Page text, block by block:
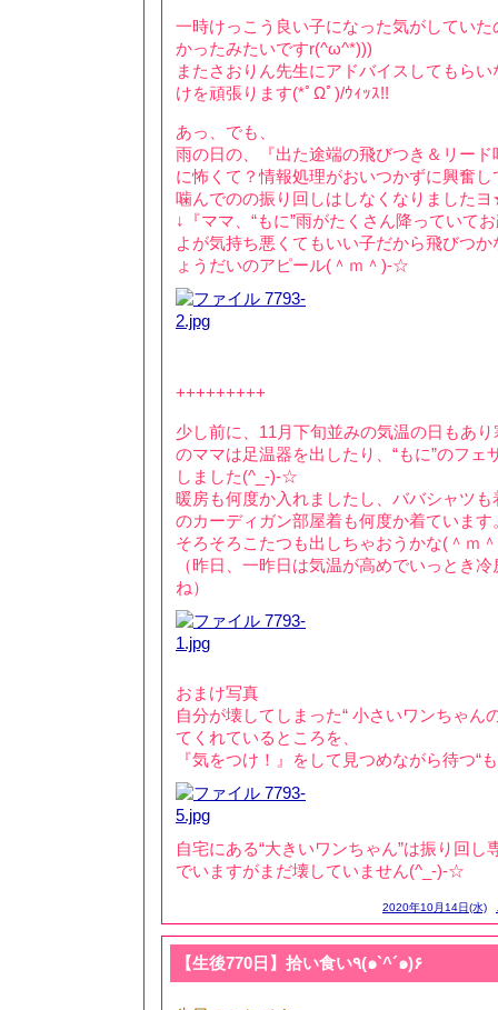
一時けっこう良い子になった気がしてい
かったみたいですr(^ω^*)))
またさおりん先生にアドバイスしてもらい
けを頑張ります(*ﾟΩﾟ)/ｳｨｯｽ!!
あっ、でも、
雨の日の、『出た途端の飛びつき＆リー
に怖くて？情報処理がおいつかずに興奮
噛んでのの振り回しはしなくなりました
↓『ママ、“もに”雨がたくさん降っていて
よが気持ち悪くてもいい子だから飛びつ
ょうだいのアピール(＾ｍ＾)-☆
+++++++++
少し前に、11月下旬並みの気温の日もあ
のママは足温器を出したり、“もに”のフェ
しました(^_-)-☆
暖房も何度か入れましたし、ババシャツ
のカーディガン部屋着も何度か着ています
そろそろこたつも出しちゃおうかな(＾ｍ
（昨日、一昨日は気温が高めでいっとき
ね）
おまけ写真
自分が壊してしまった“ 小さいワンちゃん
てくれているところを、
『気をつけ！』をして見つめながら待つ“
自宅にある“大きいワンちゃん”は振り回し
でいますがまだ壊していません(^_-)-☆
2020年10月14日(水)
【生後770日】拾い食い٩(๑`^´๑)۶